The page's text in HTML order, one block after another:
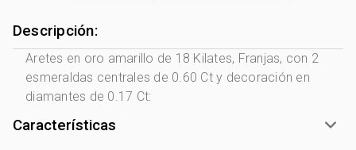
Descripción:
Aretes en oro amarillo de 18 Kilates, Franjas, con 2
esmeraldas centrales de 0.60 Ct y decoración en
diamantes de 0.17 Ct:
Características